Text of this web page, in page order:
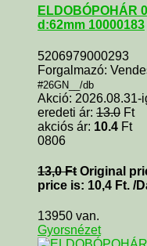
ELDOBÓPOHÁR
d:62mm 10000183
5206979000293
Forgalmazó:
#26GN__/db
Akció: 2026.08.31-
eredeti ár: 13.0 Ft
akciós ár: 10.4 Ft
0806
13,0Ft Original
price is: 10,4 Ft. /
13950 van.
Gyorsnézet